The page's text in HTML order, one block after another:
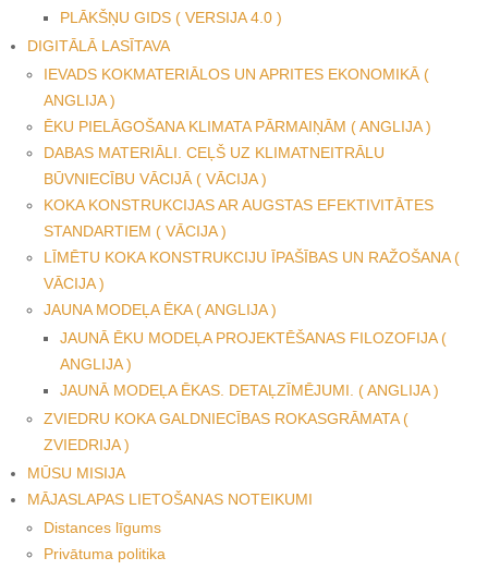
PLĀKŠŅU GIDS ( VERSIJA 4.0 )
DIGITĀLĀ LASĪTAVA
IEVADS KOKMATERIĀLOS UN APRITES EKONOMIKĀ (
ANGLIJA )
ĒKU PIELĀGOŠANA KLIMATA PĀRMAIŅĀM ( ANGLIJA )
DABAS MATERIĀLI. CEĻŠ UZ KLIMATNEITRĀLU
BŪVNIECĪBU VĀCIJĀ ( VĀCIJA )
KOKA KONSTRUKCIJAS AR AUGSTAS EFEKTIVITĀTES
STANDARTIEM ( VĀCIJA )
LĪMĒTU KOKA KONSTRUKCIJU ĪPAŠĪBAS UN RAŽOŠANA (
VĀCIJA )
JAUNA MODEĻA ĒKA ( ANGLIJA )
JAUNĀ ĒKU MODEĻA PROJEKTĒŠANAS FILOZOFIJA (
ANGLIJA )
JAUNĀ MODEĻA ĒKAS. DETAĻZĪMĒJUMI. ( ANGLIJA )
ZVIEDRU KOKA GALDNIECĪBAS ROKASGRĀMATA (
ZVIEDRIJA )
MŪSU MISIJA
MĀJASLAPAS LIETOŠANAS NOTEIKUMI
Distances līgums
Privātuma politika